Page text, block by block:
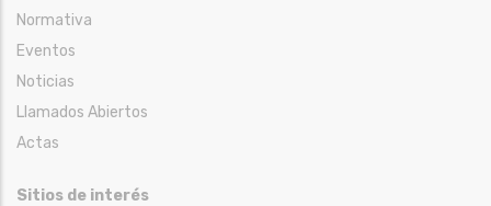
Normativa
Eventos
Noticias
Llamados Abiertos
Actas
Sitios de interés